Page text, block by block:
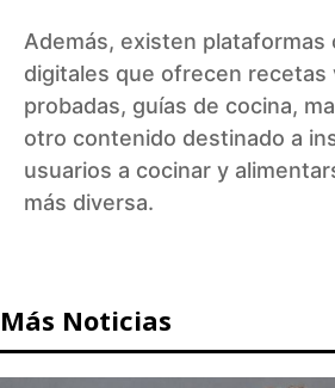
Además, existen plataformas
digitales que ofrecen recetas
probadas, guías de cocina,
otro contenido destinado a
usuarios a cocinar y
más diversa.
Más Noticias